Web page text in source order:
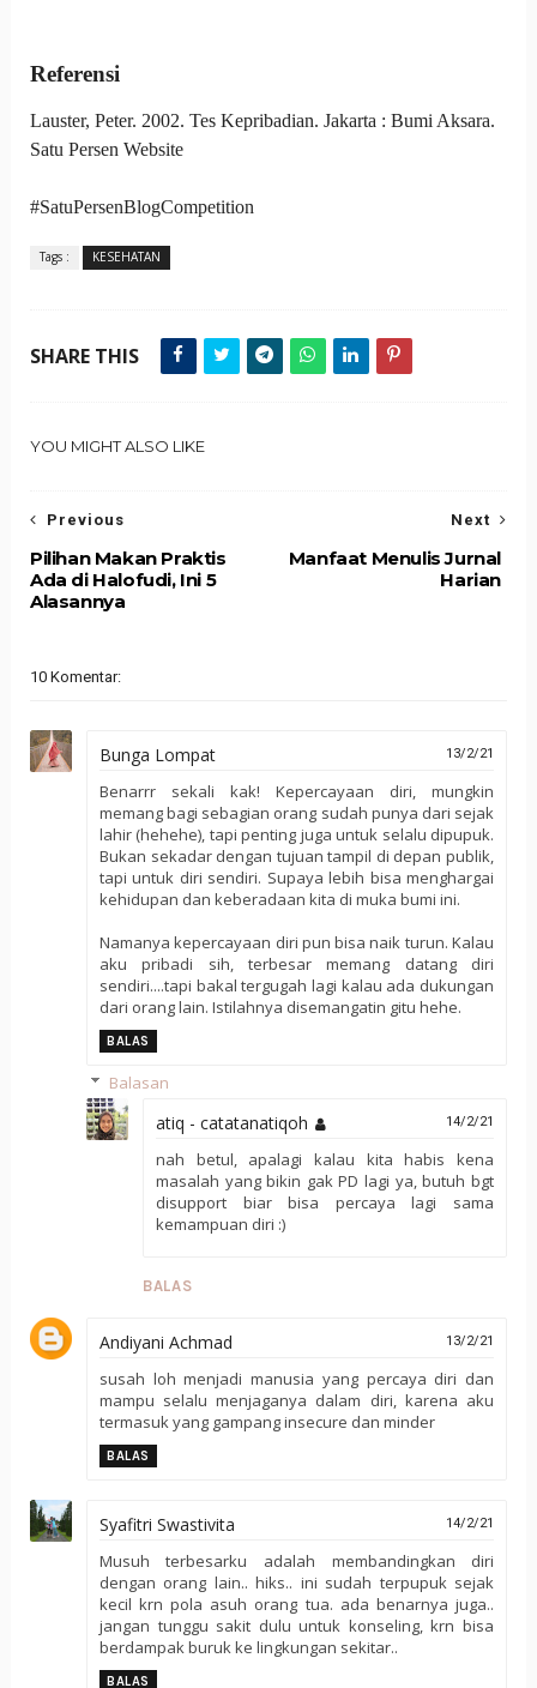
Referensi
Lauster, Peter. 2002. Tes Kepribadian. Jakarta : Bumi Aksara.
Satu Persen Website
#SatuPersenBlogCompetition
Tags : KESEHATAN
SHARE THIS
YOU MIGHT ALSO LIKE
Next
Manfaat Menulis Jurnal
Harian
Previous
Pilihan Makan Praktis
Ada di Halofudi, Ini 5
Alasannya
10 Komentar:
Bunga Lompat 13/2/21
Benarrr sekali kak! Kepercayaan diri, mungkin
memang bagi sebagian orang sudah punya dari sejak
lahir (hehehe), tapi penting juga untuk selalu dipupuk.
Bukan sekadar dengan tujuan tampil di depan publik,
tapi untuk diri sendiri. Supaya lebih bisa menghargai
kehidupan dan keberadaan kita di muka bumi ini.
Namanya kepercayaan diri pun bisa naik turun. Kalau
aku pribadi sih, terbesar memang datang diri
sendiri....tapi bakal tergugah lagi kalau ada dukungan
dari orang lain. Istilahnya disemangatin gitu hehe.
BALAS
Balasan
atiq - catatanatiqoh 14/2/21
nah betul, apalagi kalau kita habis kena
masalah yang bikin gak PD lagi ya, butuh bgt
disupport biar bisa percaya lagi sama
kemampuan diri :)
BALAS
Andiyani Achmad 13/2/21
susah loh menjadi manusia yang percaya diri dan
mampu selalu menjaganya dalam diri, karena aku
termasuk yang gampang insecure dan minder
BALAS
Syafitri Swastivita 14/2/21
Musuh terbesarku adalah membandingkan diri
dengan orang lain.. hiks.. ini sudah terpupuk sejak
kecil krn pola asuh orang tua. ada benarnya juga..
jangan tunggu sakit dulu untuk konseling, krn bisa
berdampak buruk ke lingkungan sekitar..
BALAS